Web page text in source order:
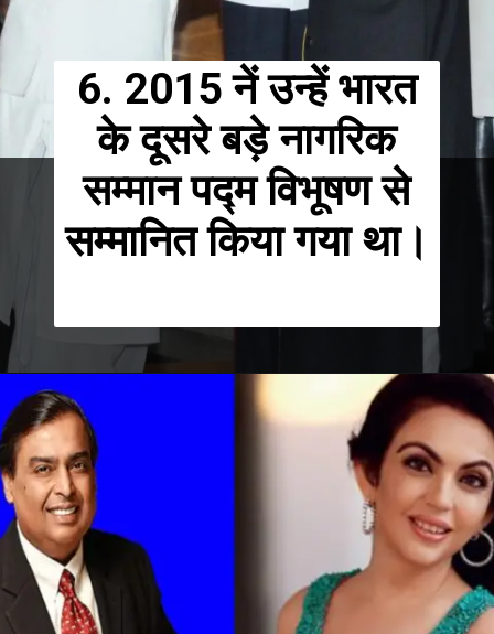
6. 2015 नें उन्हें भारत
के दूसरे बड़े नागरिक
सम्मान पद्म विभूषण से
सम्मानित किया गया था।